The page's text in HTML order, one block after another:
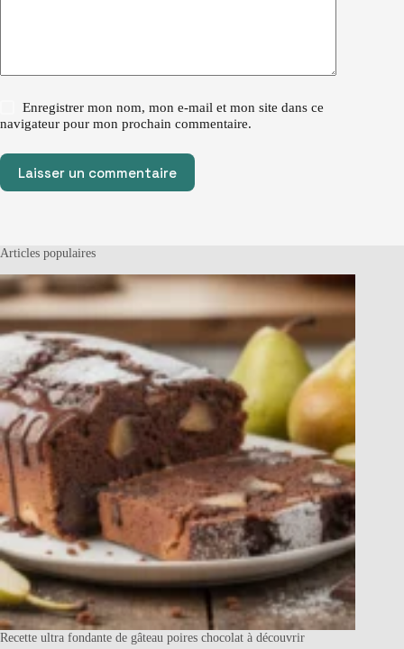
Enregistrer mon nom, mon e-mail et mon site dans ce
navigateur pour mon prochain commentaire.
Laisser un commentaire
Articles populaires
Recette ultra fondante de gâteau poires chocolat à découvrir